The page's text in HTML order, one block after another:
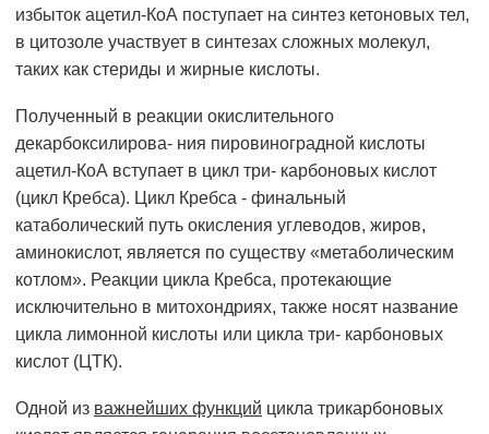
избыток ацетил-КоА поступает на синтез кетоновых тел,
в цитозоле участвует в синтезах сложных молекул,
таких как стериды и жирные кислоты.
Полученный в реакции окислительного
декарбоксилирова- ния пировиноградной кислоты
ацетил-КоА вступает в цикл три- карбоновых кислот
(цикл Кребса). Цикл Кребса - финальный
катаболический путь окисления углеводов, жиров,
аминокислот, является по существу «метаболическим
котлом». Реакции цикла Кребса, протекающие
исключительно в митохондриях, также носят название
цикла лимонной кислоты или цикла три- карбоновых
кислот (ЦТК).
Одной из важнейших функций цикла трикарбоновых